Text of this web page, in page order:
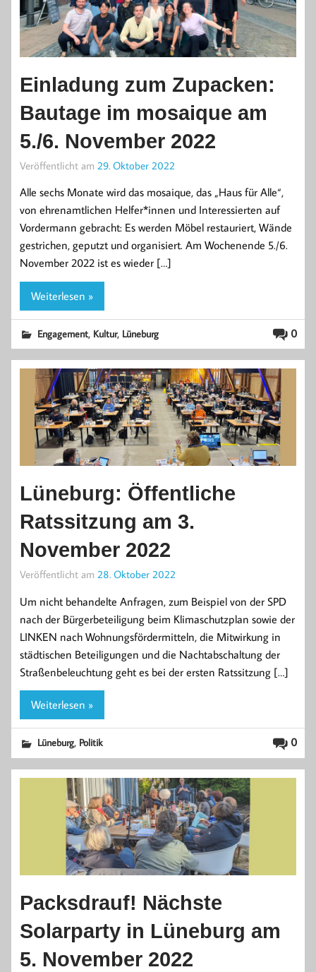
Einladung zum Zupacken:
Bautage im mosaique am
5./6. November 2022
Veröffentlicht am 29. Oktober 2022
Alle sechs Monate wird das mosaique, das „Haus für Alle“,
von ehrenamtlichen Helfer*innen und Interessierten auf
Vordermann gebracht: Es werden Möbel restauriert, Wände
gestrichen, geputzt und organisiert. Am Wochenende 5./6.
November 2022 ist es wieder […]
Weiterlesen »
0
Engagement, Kultur, Lüneburg
Lüneburg: Öffentliche
Ratssitzung am 3.
November 2022
Veröffentlicht am 28. Oktober 2022
Um nicht behandelte Anfragen, zum Beispiel von der SPD
nach der Bürgerbeteiligung beim Klimaschutzplan sowie der
LINKEN nach Wohnungsfördermitteln, die Mitwirkung in
städtischen Beteiligungen und die Nachtabschaltung der
Straßenbeleuchtung geht es bei der ersten Ratssitzung […]
Weiterlesen »
0
Lüneburg, Politik
Packsdrauf! Nächste
Solarparty in Lüneburg am
5. November 2022